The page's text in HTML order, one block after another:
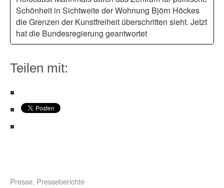
Schönheit in Sichtweite der Wohnung Björn Höckes
die Grenzen der Kunstfreiheit überschritten sieht. Jetzt
hat die Bundesregierung geantwortet
Teilen mit:
Presse, Presseberichte